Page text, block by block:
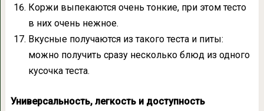
Коржи выпекаются очень тонкие, при этом тесто
в них очень нежное.
Вкусные получаются из такого теста и питы:
можно получить сразу несколько блюд из одного
кусочка теста.
Универсальность, легкость и доступность